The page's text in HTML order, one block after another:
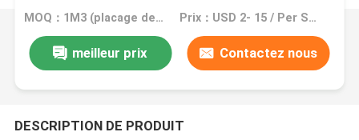
MOQ：1M3 (placage de =2000 m2 0.5mm) Prix：USD 2- 15 / Per Square Meter (M2)
meilleur prix Contactez nous
DESCRIPTION DE PRODUIT